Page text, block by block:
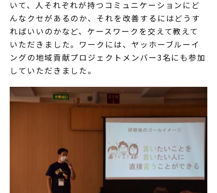
いて、人それぞれが持つコミュニケーションにど
んなクセがあるのか、それを改善するにはどうす
ればいいのかなど、ケースワークを交えて教えて
いただきました。ワークには、ヤッホーブルーイ
ングの地域貢献プロジェクトメンバー3名にも参加
していただきました。